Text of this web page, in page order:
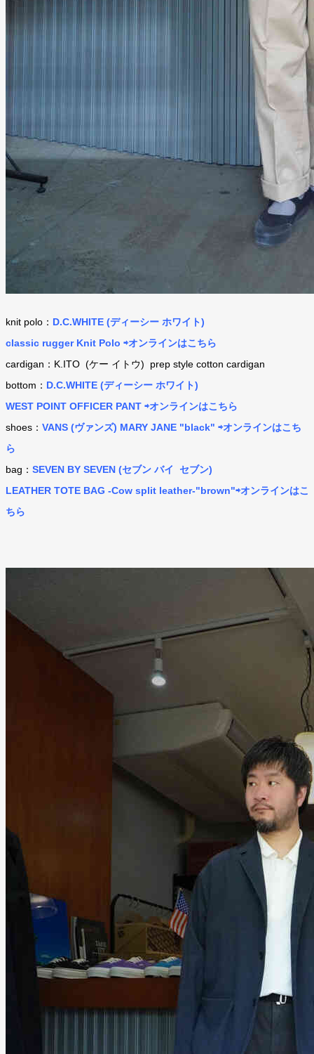
knit polo： D.C.WHITE (ディーシー ホワイト)
classic rugger Knit Polo ⇨オンラインはこちら
cardigan：K.ITO (ケー イトウ) prep style cotton cardigan
bottom： D.C.WHITE (ディーシー ホワイト)
WEST POINT OFFICER PANT ⇨オンラインはこちら
shoes： VANS (ヴァンズ) MARY JANE "black" ⇨オンラインはこち
ら
bag： SEVEN BY SEVEN (セブン バイ セブン)
LEATHER TOTE BAG -Cow split leather-"brown"⇨オンラインはこ
ちら